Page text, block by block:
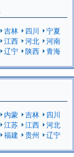
吉林 四川
宁夏
江西 河北
河南
辽宁 陕西
青海
内蒙 吉林
四川
江苏 江西
河北
福建 贵州
辽宁